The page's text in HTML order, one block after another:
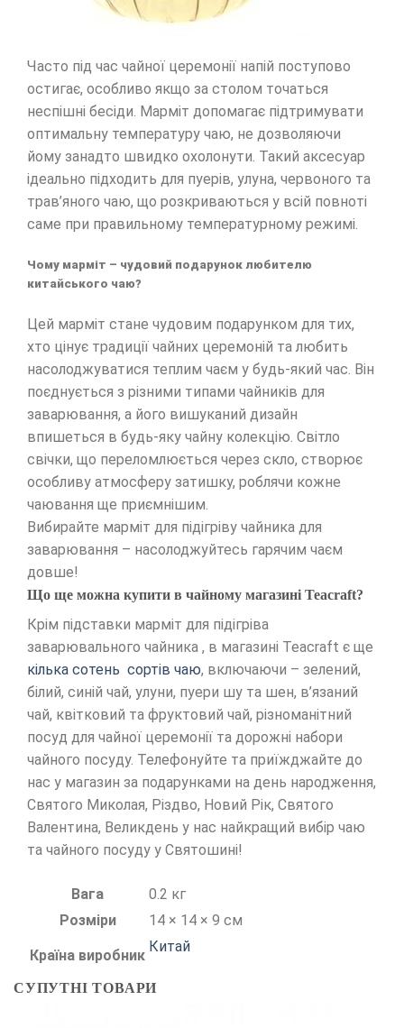
Часто під час чайної церемонії напій поступово
остигає, особливо якщо за столом точаться
неспішні бесіди. Марміт допомагає підтримувати
оптимальну температуру чаю, не дозволяючи
йому занадто швидко охолонути. Такий аксесуар
ідеально підходить для пуерів, улуна, червоного та
трав’яного чаю, що розкриваються у всій повноті
саме при правильному температурному режимі.
Чому марміт – чудовий подарунок любителю
китайського чаю?
Цей марміт стане чудовим подарунком для тих,
хто цінує традиції чайних церемоній та любить
насолоджуватися теплим чаєм у будь-який час. Він
поєднується з різними типами чайників для
заварювання, а його вишуканий дизайн
впишеться в будь-яку чайну колекцію. Світло
свічки, що переломлюється через скло, створює
особливу атмосферу затишку, роблячи кожне
чаювання ще приємнішим.
Вибирайте марміт для підігріву чайника для
заварювання – насолоджуйтесь гарячим чаєм
довше!
Що ще можна купити в чайному магазині Teacraft?
Крім підставки марміт для підігріва
заварювального чайника , в магазині Teacraft є ще
кілька сотень сортів чаю, включаючи – зелений,
білий, синій чай, улуни, пуери шу та шен, в’язаний
чай, квітковий та фруктовий чай, різноманітний
посуд для чайної церемонії та дорожні набори
чайного посуду. Телефонуйте та приїжджайте до
нас у магазин за подарунками на день народження,
Святого Миколая, Різдво, Новий Рік, Святого
Валентина, Великдень у нас найкращий вибір чаю
та чайного посуду у Святошині!
Вага
0.2 кг
Розміри
14 × 14 × 9 см
Країна виробник
Китай
СУПУТНІ ТОВАРИ